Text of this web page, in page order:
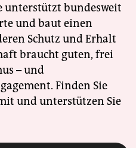
unterstützt bundesweit
und baut einen
Schutz und Erhalt
braucht guten, frei
– und
Finden Sie
und unterstützen Sie